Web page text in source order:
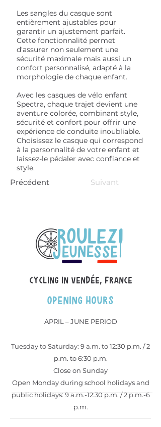
Les sangles du casque sont
entièrement ajustables pour
garantir un ajustement parfait.
Cette fonctionnalité permet
d'assurer non seulement une
sécurité maximale mais aussi un
confort personnalisé, adapté à la
morphologie de chaque enfant.
Avec les casques de vélo enfant
Spectra, chaque trajet devient une
aventure colorée, combinant style,
sécurité et confort pour offrir une
expérience de conduite inoubliable.
Choisissez le casque qui correspond
à la personnalité de votre enfant et
laissez-le pédaler avec confiance et
style.
Précédent
Suivant
Cycling in Vendée, france
OPENING HOURS
APRIL – JUNE PERIOD
Tuesday to Saturday: 9 a.m. to 12:30 p.m. / 2
p.m. to 6:30 p.m.
Close on Sunday
Open Monday during school holidays and
public holidays: 9 a.m.-12:30 p.m. / 2 p.m.-6
p.m.